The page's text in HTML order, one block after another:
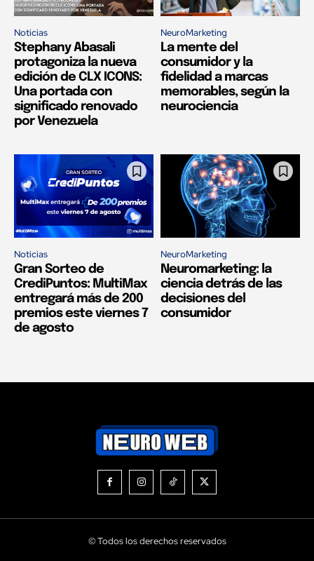
Noticias
Stephany Abasali
protagoniza la nueva
edición de CLX ICONS:
Una portada con
significado renovado
por Venezuela
NeuroMarketing
La mente del
consumidor y la
fidelidad a marcas
memorables, según la
neurociencia
Noticias
Gran Sorteo de
CrediPuntos: MultiMax
entregará más de 200
premios este viernes 7
de agosto
NeuroMarketing
Neuromarketing: la
ciencia detrás de las
decisiones del
consumidor
© Todos los derechos reservados